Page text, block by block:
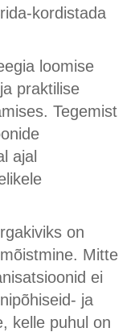
kordistada
loomise
praktilise
Tegemist
ajal
on
Mitte
ei
ja
kelle puhul on